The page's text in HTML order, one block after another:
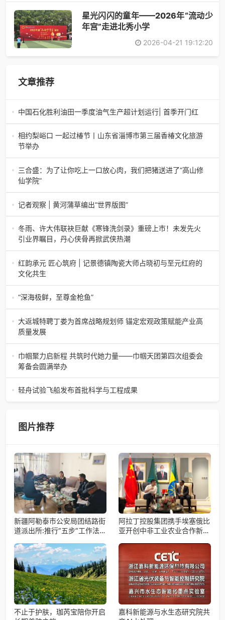
星光闪闪的童年——2026年“流动少
年宫”走进北秀小学
2026-04-21 19:12:20
文章推荐
中国石化胜利油田一季度油气生产超计划运行| 首季开门红
中国石化胜利油田一季度油气生产超计划运行| 首季开门红济
南电（记者 瑞夫 胜宣）2026年一季度，中国石化胜利油田
生产原油585.86万吨，天
相约梨峪口 一起过椿节丨山东省淄博市第三届香椿文化旅游
节举办
相约梨峪口 一起过椿节丨山东省淄博市第三届香椿文化旅游
节举办济南电（记者 瑞夫）4月18日，山东省淄博市第三届
香椿文化旅游节暨党建
三合盛：为了让你吃上一口放心肉，我们把猪送进了“高山修
仙学院”
三合盛：为了让你吃上一口放心肉，我们把猪送进了“高山修
仙学院”很多人问我，现在的生鲜赛道已经卷成麻花了，为什
么三合盛的“认养一头
记者观察 | 黄河蒲草编出“世界版图”
记者观察 | 黄河蒲草编出“世界版图”山东高青农妇的30年“草
根逆袭”路济南电（记者 瑞夫 王克军 郭克烁）一根黄河滩上
的蒲草，能走多
冬雨、许大伟联袂巨献《寒锋洗剑录》重磅上市！未发先火
引业界瞩目，丹心侠骨再掀武侠热潮
【新书首发】冬雨、许大伟联袂巨献《寒锋洗剑录》重磅上
市！未发先火引业界瞩目，丹心侠骨再掀武侠热潮（文/梵
可）近日，备受业界与读者双
红韵承元 匠心筑府 | 记景德镇陶瓷大师占晓初与至元红府的
文化共生
（中国晨报头条讯）景德镇的窑火，千年不熄，淬炼出无数
陶瓷瑰宝；元代釉里红的一抹艳红，穿越七百年岁月，成为
“深海极鲜，至尊金枪鱼”
“深海极鲜，至尊金枪鱼”苏州吴中白金汉爵大酒店蓝鳍金枪鱼
开鱼品鉴仪式圆满落幕2026年4月17日，江苏省苏州市吴中
白金汉爵大酒店大
大返城特聘丁娄为首席战略规划师 锚定宏观政策赋能产业高
质量发展
2026年4月16日，大返城（浙江）科技有限公司隆重举行签
约仪式，正式特聘丁娄先生担任公司首席战略规划师。此次
强强联合，是大返城集团深度
巾帼聚力启新程 共筑时代她力量——巾帼天团第四次组委会
筹备会圆满举办
巾帼聚力启新程 共筑时代她力量——巾帼天团第四次组委会
筹备会圆满举办2026年4月15日，巾帼天团第四次组委会筹
轻舟试验飞船发布首批科学与工程成果
果。据中国科学院微小卫星
图片推荐
新疆阿勒泰市公安局团结路街
道派出所:推行“五步”工作法
阿拉丁控股集团携手埃塞俄比
亚开创中非工业农业合作新篇
不止于护肤，珈芮宝陪你开启
嘉科新能源与水生态研究院共